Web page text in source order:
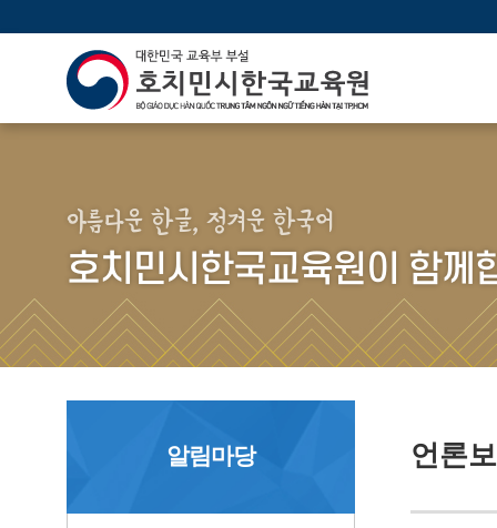
아름다운 한글, 정겨운 한국어
호치민시한국교육원이 함께
알림마당 언론